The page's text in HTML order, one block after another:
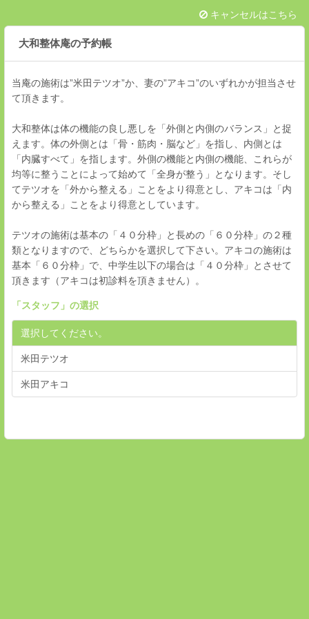
キャンセルはこちら
大和整体庵の予約帳
当庵の施術は”米田テツオ”か、妻の”アキコ”のいずれかが担当させ
て頂きます。
大和整体は体の機能の良し悪しを「外側と内側のバランス」と捉
えます。体の外側とは「骨・筋肉・脳など」を指し、内側とは
「内臓すべて」を指します。外側の機能と内側の機能、これらが
均等に整うことによって始めて「全身が整う」となります。そし
てテツオを「外から整える」ことをより得意とし、アキコは「内
から整える」ことをより得意としています。
テツオの施術は基本の「４０分枠」と長めの「６０分枠」の２種
類となりますので、どちらかを選択して下さい。アキコの施術は
基本「６０分枠」で、中学生以下の場合は「４０分枠」とさせて
頂きます（アキコは初診料を頂きません）。
「 スタッフ 」の選択
選択してください。
米田テツオ
米田アキコ